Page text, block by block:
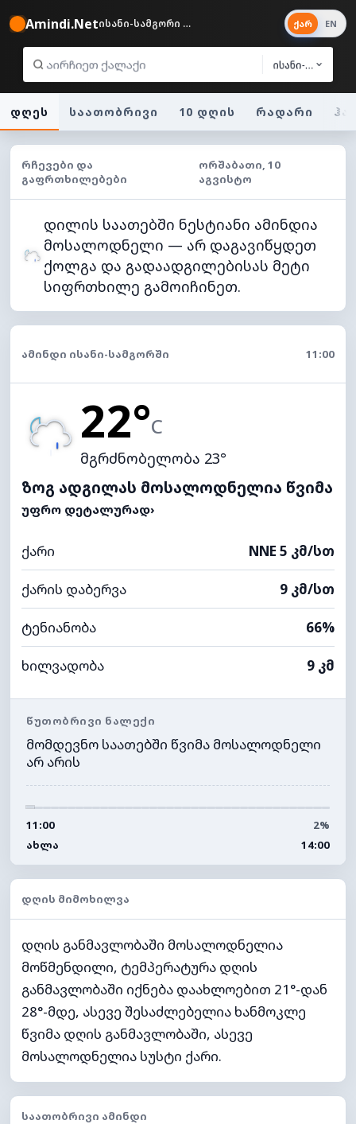
Amindi.Net ისანი-სამგორი 22°
ისანი-სამგორი
ქარ EN
დღეს საათობრივი 10 დღის რადარი
ᲠᲩᲔᲕᲔᲑᲘ ᲓᲐ
ᲒᲐᲤᲠᲗᲮᲘᲚᲔᲑᲔᲑᲘ
ᲝᲠᲨᲐᲑᲐᲗᲘ, 10
ᲐᲒᲕᲘᲡᲢᲝ
დილის საათებში ნესტიანი ამინდია
მოსალოდნელი — არ დაგავიწყდეთ
ქოლგა და გადაადგილებისას მეტი
სიფრთხილე გამოიჩინეთ.
ᲐᲛᲘᲜᲓᲘ ᲘᲡᲐᲜᲘ-ᲡᲐᲛᲒᲝᲠᲨᲘ 11:00
22°C
მგრძნობელობა 23°
ზოგ ადგილას მოსალოდნელია წვიმა
ᲣᲤᲠᲝ ᲓᲔᲢᲐᲚᲣᲠᲐᲓ›
ქარი NNE 5 კმ/სთ
ქარის დაბერვა 9 კმ/სთ
ტენიანობა 66%
ხილვადობა 9 კმ
ᲬᲣᲗᲝᲑᲠᲘᲕᲘ ᲜᲐᲚᲔᲥᲘ
მომდევნო საათებში წვიმა მოსალოდნელი
არ არის
11:00
2%
ᲐᲮᲚᲐ
14:00
ᲓᲦᲘᲡ ᲛᲘᲛᲝᲮᲘᲚᲕᲐ
დღის განმავლობაში მოსალოდნელია
მოწმენდილი, ტემპერატურა დღის
განმავლობაში იქნება დაახლოებით 21°-დან
28°-მდე, ასევე შესაძლებელია ხანმოკლე
წვიმა დღის განმავლობაში, ასევე
მოსალოდნელია სუსტი ქარი.
ᲡᲐᲐᲗᲝᲑᲠᲘᲕᲘ ᲐᲛᲘᲜᲓᲘ